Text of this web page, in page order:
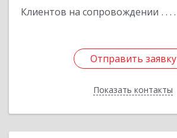
Клиентов на сопровождении
Отправить заявку
Показать контакты
Отправить заявку
Назад